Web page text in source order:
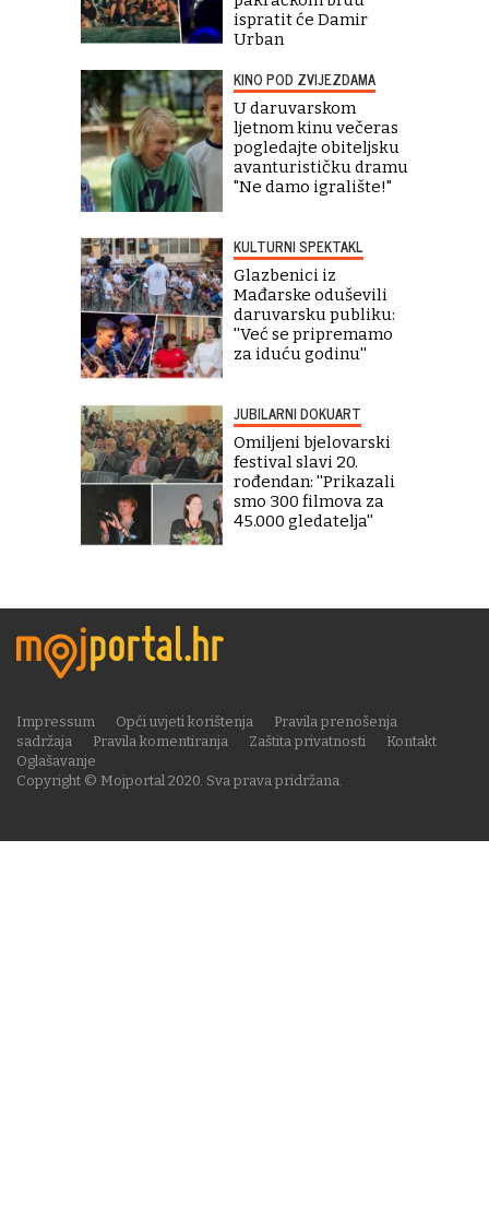
ispratit će Damir
Urban
KINO POD ZVIJEZDAMA
U daruvarskom
ljetnom kinu večeras
pogledajte obiteljsku
avanturističku dramu
"Ne damo igralište!"
KULTURNI SPEKTAKL
Glazbenici iz
Mađarske oduševili
daruvarsku publiku:
''Već se pripremamo
za iduću godinu''
JUBILARNI DOKUART
Omiljeni bjelovarski
festival slavi 20.
rođendan: ''Prikazali
smo 300 filmova za
45.000 gledatelja''
Copyright © Mojportal 2020. Sva prava pridržana.
Impressum Opći uvjeti korištenja
Pravila prenošenja
sadržaja
Pravila komentiranja Zaštita privatnosti
Kontakt
Oglašavanje